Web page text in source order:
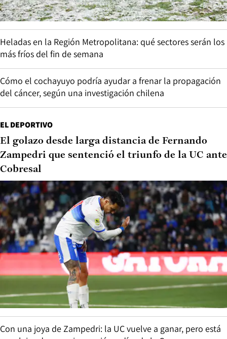
Heladas en la Región Metropolitana: qué sectores serán los
más fríos del fin de semana
Cómo el cochayuyo podría ayudar a frenar la propagación
del cáncer, según una investigación chilena
EL DEPORTIVO
El golazo desde larga distancia de Fernando
Zampedri que sentenció el triunfo de la UC ante
Cobresal
Con una joya de Zampedri: la UC vuelve a ganar, pero está